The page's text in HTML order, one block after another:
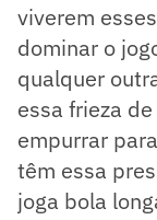
viverem
dominar o
qualquer
essa frieza
empurrar
têm essa
joga bola